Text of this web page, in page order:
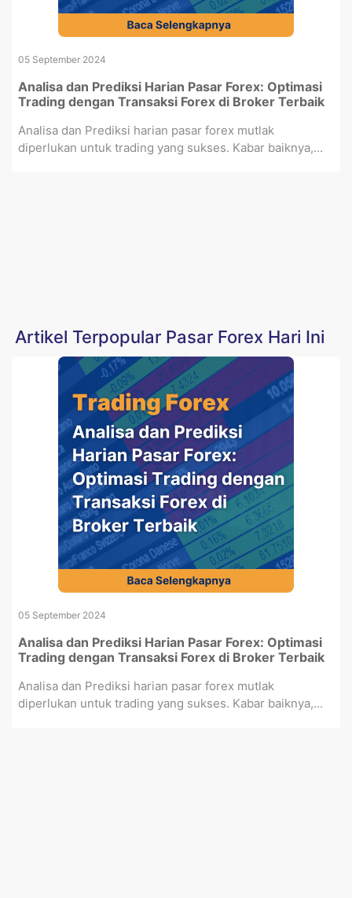
05 September 2024
Analisa dan Prediksi Harian Pasar Forex: Optimasi
Trading dengan Transaksi Forex di Broker Terbaik
Analisa dan Prediksi harian pasar forex mutlak
diperlukan untuk trading yang sukses. Kabar baiknya,...
Artikel Terpopular Pasar Forex Hari Ini
05 September 2024
Analisa dan Prediksi Harian Pasar Forex: Optimasi
Trading dengan Transaksi Forex di Broker Terbaik
Analisa dan Prediksi harian pasar forex mutlak
diperlukan untuk trading yang sukses. Kabar baiknya,...